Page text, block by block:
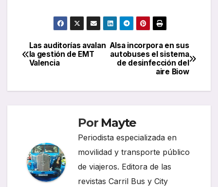
Navegación
de
entradas
Alsa incorpora en sus
autobuses el sistema
de desinfección del
aire Biow
Las auditorías avalan
la gestión de EMT
Valencia
Por Mayte
Periodista especializada en
movilidad y transporte público
de viajeros. Editora de las
revistas Carril Bus y City